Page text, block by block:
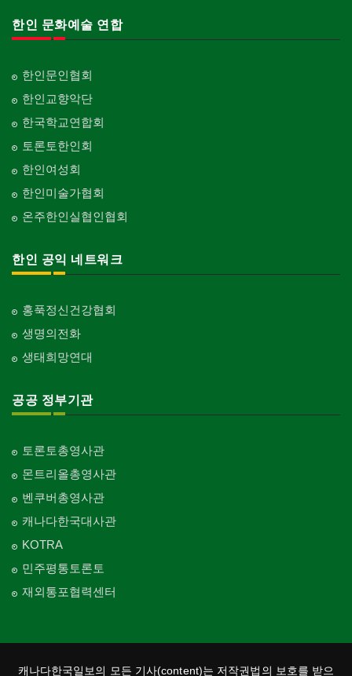
한인 문화예술 연합
한인문인협회
한인교향악단
한국학교연합회
토론토한인회
한인여성회
한인미술가협회
온주한인실협인협회
한인 공익 네트워크
홍푹정신건강협회
생명의전화
생태희망연대
공공 정부기관
토론토총영사관
몬트리올총영사관
벤쿠버총영사관
캐나다한국대사관
KOTRA
민주평통토론토
재외통포협력센터
캐나다한국일보의 모든 기사(content)는 저작권법의 보호를 받으